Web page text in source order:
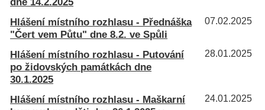
07.02.2025
Hlášení místního rozhlasu - Přednáška
"Čert vem Půtu" dne 8.2. ve Spůli
28.01.2025
Hlášení místního rozhlasu - Putování
po židovských památkách dne
30.1.2025
24.01.2025
Hlášení místního rozhlasu - Maškarní